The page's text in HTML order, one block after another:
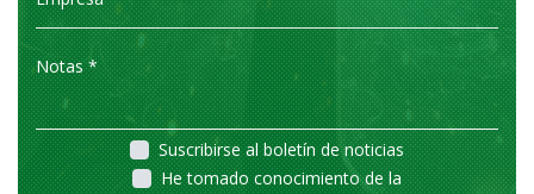
Suscribirse al boletín de noticias
He tomado conocimiento de la